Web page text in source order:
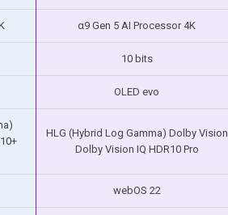
α9 Gen 5 AI Processor 4K
10 bits
OLED evo
HLG (Hybrid Log Gamma) Dolby Vision
Dolby Vision IQ HDR10 Pro
webOS 22